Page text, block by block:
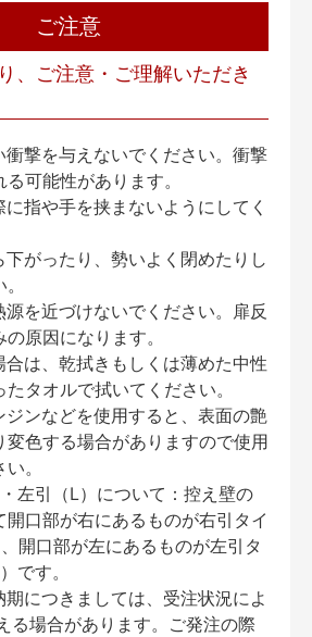
ご注意
、ご注意・ご理解いただき
撃を与えないでください。衝撃
可能性があります。
指や手を挟まないようにしてく
がったり、勢いよく閉めたりし
を近づけないでください。扉反
原因になります。
は、乾拭きもしくは薄めた中性
タオルで拭いてください。
ンなどを使用すると、表面の艶
変色する場合がありますので使用
。
左引（L）について：控え壁の
開口部が右にあるものが右引タイ
開口部が左にあるものが左引タ
です。
につきましては、受注状況によ
る場合があります。ご発注の際